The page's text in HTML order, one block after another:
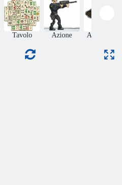
Candy Rain 5
Tavolo Azione Adventura